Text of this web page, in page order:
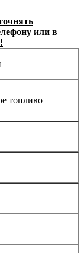
или в
топливо